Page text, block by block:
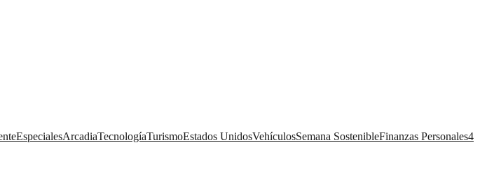
EspecialesArcadiaTecnologíaTurismoEstados UnidosVehículosSemana SostenibleFinanzas Personales4